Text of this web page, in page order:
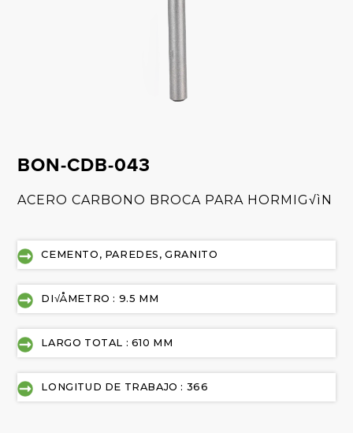
BON-CDB-043
ACERO CARBONO BROCA PARA HORMIG√ìN
CEMENTO, PAREDES, GRANITO
DI√ÅMETRO : 9.5 MM
LARGO TOTAL : 610 MM
LONGITUD DE TRABAJO : 366